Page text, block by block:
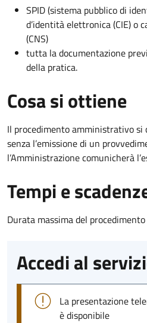
SPID (sistema pubblico di
d’identità elettronica (CIE) o
(CNS)
tutta la documentazione
della pratica.
Cosa si ottiene
Il procedimento amministrativo si
senza l’emissione di un
l’Amministrazione comunicherà
Tempi e
Durata massima del
Accedi al
La presentazione
è disponibile